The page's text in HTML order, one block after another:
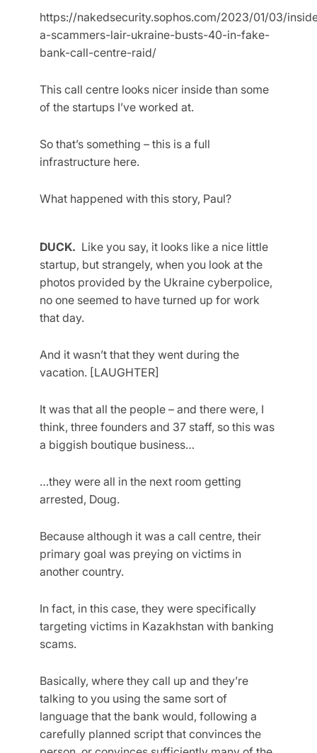
https://nakedsecurity.sophos.com/2023/01/03/
a-scammers-lair-ukraine-busts-40-in-fake-
bank-call-centre-raid/
This call centre looks nicer inside than some
of the startups I’ve worked at.
So that’s something – this is a full
infrastructure here.
What happened with this story, Paul?
DUCK. Like you say, it looks like a nice little
startup, but strangely, when you look at the
photos provided by the Ukraine cyberpolice,
no one seemed to have turned up for work
that day.
And it wasn’t that they went during the
vacation. [LAUGHTER]
It was that all the people – and there were, I
think, three founders and 37 staff, so this was
a biggish boutique business…
…they were all in the next room getting
arrested, Doug.
Because although it was a call centre, their
primary goal was preying on victims in
another country.
In fact, in this case, they were specifically
targeting victims in Kazakhstan with banking
scams.
Basically, where they call up and they’re
talking to you using the same sort of
language that the bank would, following a
carefully planned script that convinces the